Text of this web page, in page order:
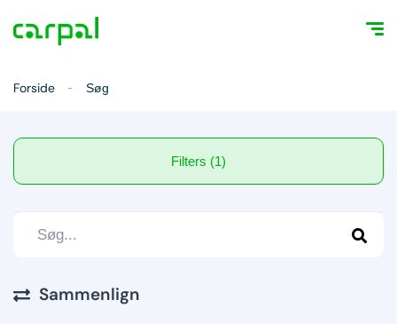
Forside Søg
Filters (1)
Sammenlign